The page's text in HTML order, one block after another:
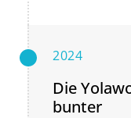
2024
Die
bunter